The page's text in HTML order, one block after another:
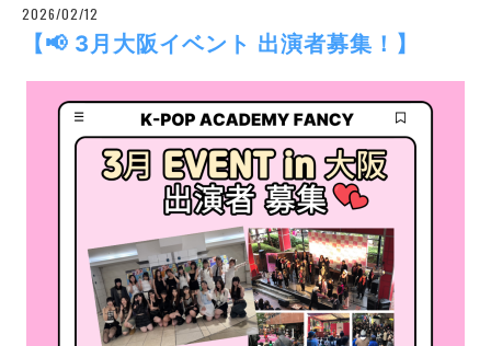
2026/02/12
【📢 3月大阪イベント 出演者募集！】